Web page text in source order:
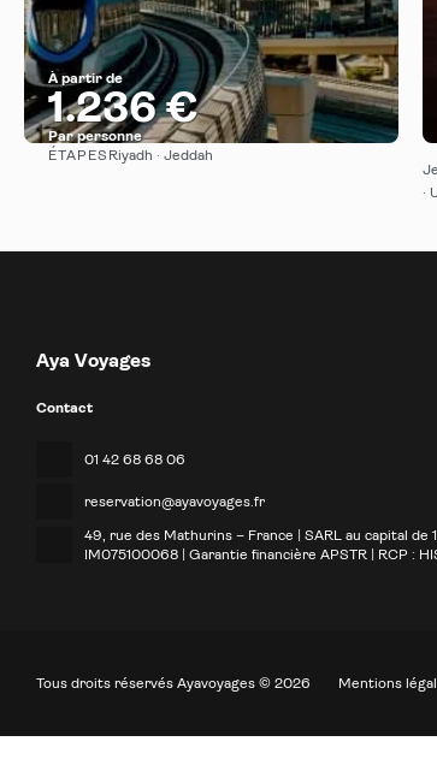
À partir de
1.236 €
Par personne
ÉTAPES Riyadh · Jeddah
·
Aya Voyages
Contact
01 42 68 68 06
reservation@ayavoyages.fr
49, rue des Mathurins – France | SARL au capital de
IM075100068 | Garantie financière APSTR | RCP :
Tous droits réservés Ayavoyages © 2026 Mentions